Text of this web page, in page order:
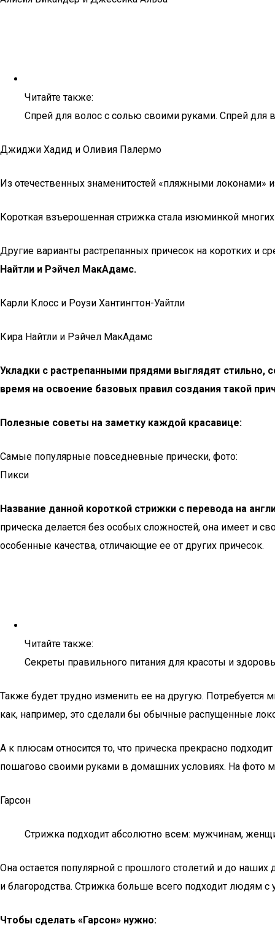
Читайте также:
Спрей для волос с солью своими руками. Спрей для
Джиджи Хадид и Оливия Палермо
Из отечественных знаменитостей «пляжными локонами»
Короткая взъерошенная стрижка стала изюминкой
Другие варианты растрепанных причесок на коротких и
Найтли и Рэйчел МакАдамс.
Карли Клосс и Роузи Хантингтон-Уайтли
Кира Найтли и Рэйчел МакАдамс
Укладки с растрепанными прядями выглядят стильно,
время на освоение базовых правил создания такой
Полезные советы на заметку каждой красавице:
Самые популярные повседневные прически, фото:
Пикси
Название данной короткой стрижки с перевода на
прическа делается без особых сложностей, она имеет и
особенные качества, отличающие ее от других причесок.
Читайте также:
Секреты правильного питания для красоты и
Также будет трудно изменить ее на другую.
как, например, это сделали бы обычные распущенные
А к плюсам относится то, что прическа прекрасно
пошагово своими руками в домашних условиях. На фото
Гарсон
Стрижка подходит абсолютно всем: мужчинам,
Она остается популярной с прошлого столетий и до
и благородства. Стрижка больше всего подходит людям
Чтобы сделать «Гарсон» нужно: